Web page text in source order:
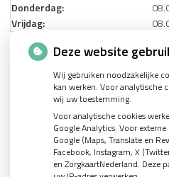
Donderdag:
Vrijdag:
Nieuws
Let op: valse Infomedics-mails
Tanden bleken? Laat het veilig
Gezond tandvlees: de basis voor
Naar de tandarts in het
Deze website
Wij gebruiken noodzakelijke
kan werken. Voor analytische
wij uw toestemming.
Voor analytische cookies
Google Analytics. Voor
Google (Maps, Translate en
Facebook, Instagram, X
en ZorgkaartNederland. Deze